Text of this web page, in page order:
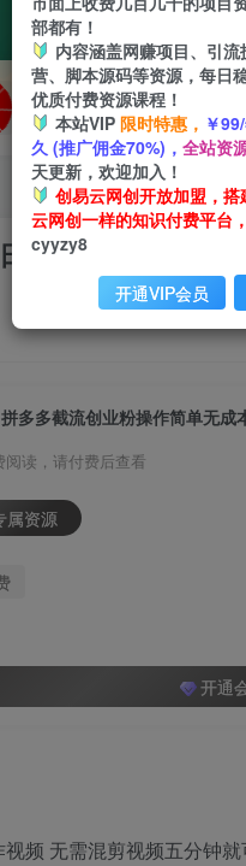
VIP推广
70%分佣
会员专属推广链接
引流200+
拼多多截流创业粉操作简单无
阅读，请付费后查看
属资源
开通
频 无需混剪视频五分钟
部都有！
内容涵盖网赚项目、引
营、脚本源码等资源，每日
优质付费资源课程！
本站VIP 限时特惠， ￥
久 (推广佣金70%)， 全站资
天更新，欢迎加入！
创易云网创开放加盟，
云网创一样的知识付费平台，
cyyzy8
开通VIP会员